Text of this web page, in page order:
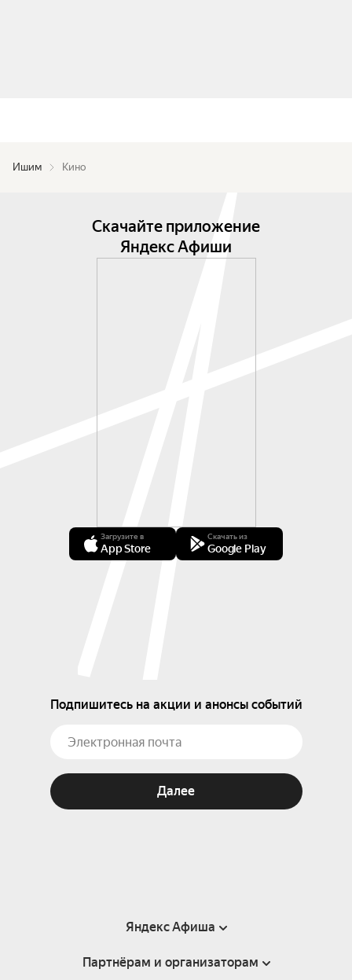
Ишим Кино
Скачайте приложение
Яндекс Афиши
Загрузите в
App Store
Скачать из
Google Play
Подпишитесь на акции и анонсы событий
Далее
Яндекс Афиша
Справка
Партнёрам и организаторам